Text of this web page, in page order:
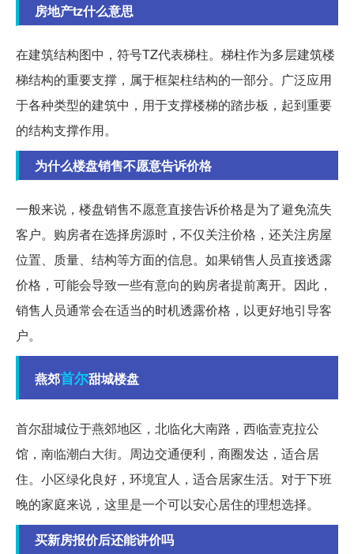
房地产tz什么意思
在建筑结构图中，符号TZ代表梯柱。梯柱作为多层建筑楼
梯结构的重要支撑，属于框架柱结构的一部分。广泛应用
于各种类型的建筑中，用于支撑楼梯的踏步板，起到重要
的结构支撑作用。
为什么楼盘销售不愿意告诉价格
一般来说，楼盘销售不愿意直接告诉价格是为了避免流失
客户。购房者在选择房源时，不仅关注价格，还关注房屋
位置、质量、结构等方面的信息。如果销售人员直接透露
价格，可能会导致一些有意向的购房者提前离开。因此，
销售人员通常会在适当的时机透露价格，以更好地引导客
户。
燕郊首尔甜城楼盘
首尔甜城位于燕郊地区，北临化大南路，西临壹克拉公
馆，南临潮白大街。周边交通便利，商圈发达，适合居
住。小区绿化良好，环境宜人，适合居家生活。对于下班
晚的家庭来说，这里是一个可以安心居住的理想选择。
买新房报价后还能讲价吗